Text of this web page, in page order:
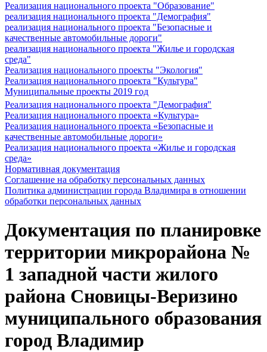
Реализация национального проекта "Образование"
реализация национального проекта "Демография"
реализация национального проекта "Безопасные и
качественные автомобильные дороги"
реализация национального проекта "Жилье и городская
среда"
Реализация национального проекты "Экология"
Реализация национального проекта "Культура"
Муниципальные проекты 2019 год
Реализация национального проекта "Демография"
Реализация национального проекта «Культура»
Реализация национального проекта «Безопасные и
качественные автомобильные дороги»
Реализация национального проекта «Жилье и городская
среда»
Нормативная документация
Соглашение на обработку персональных данных
Политика администрации города Владимира в отношении
обработки персональных данных
Документация по планировке
территории микрорайона №
1 западной части жилого
района Сновицы-Веризино
муниципального образования
город Владимир